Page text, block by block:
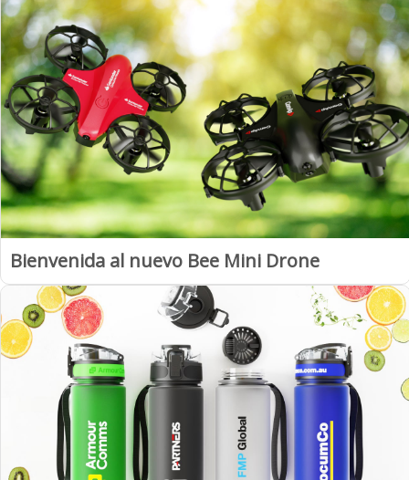
Bienvenida al nuevo Bee Mini Drone